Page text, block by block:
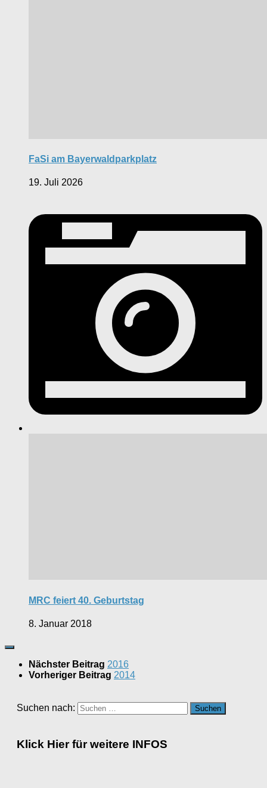
FaSi am Bayerwaldparkplatz
19. Juli 2026
MRC feiert 40. Geburtstag
8. Januar 2018
Nächster Beitrag 2016
Vorheriger Beitrag 2014
Suchen nach:
Klick Hier für weitere INFOS